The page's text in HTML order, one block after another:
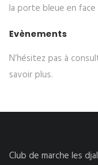
la porte bleue en
Evènements
N’hésitez pas à
savoir plus.
Club de marche les